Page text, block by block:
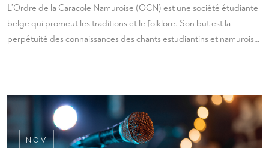
L’Ordre de la Caracole Namuroise (OCN) est une société étudiante
belge qui promeut les traditions et le folklore. Son but est la
perpétuité des connaissances des chants estudiantins et namurois…
NOV